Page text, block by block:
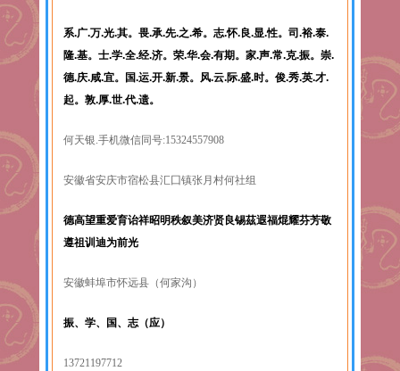
系.广.万.光.其。畏.承.先.之.希。志.怀.良.显.性。司.裕.泰.
隆.基。士.学.全.经.济。荣.华.会.有期。家.声.常.克.振。崇.
德.庆.咸.宜。国.运.开.新.景。风.云.际.盛.时。俊.秀.英.才.
起。敦.厚.世.代.遗。
何天银.手机微信同号:15324557908
安徽省安庆市宿松县汇囗镇张月村何社组
德高望重爱育诒祥昭明秩叙美济贤良锡茲遐福焜耀芬芳敬
遵祖训迪为前光
安徽蚌埠市怀远县（何家沟）
振、学、国、志（应）
13721197712